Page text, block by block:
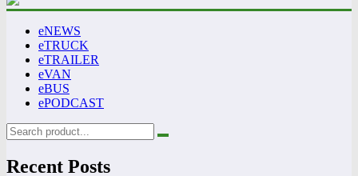
eNEWS
eTRUCK
eTRAILER
eVAN
eBUS
ePODCAST
Recent Posts